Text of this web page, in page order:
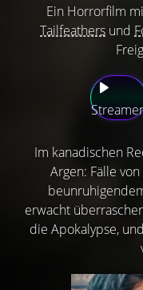
Ein Horrorfilm
Tailfeathers und
Im kanadischen
Argen: Fälle
erwacht
die Apokalypse,